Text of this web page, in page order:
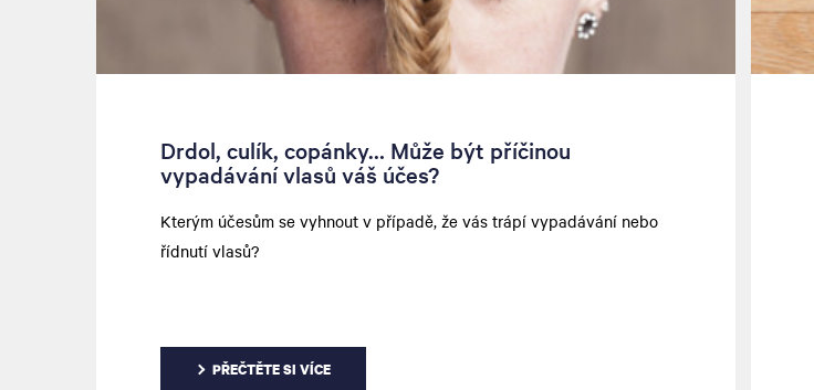
Drdol, culík, copánky… Může být příčinou
vypadávání vlasů váš účes?
Kterým účesům se vyhnout v případě, že vás trápí vypadávání nebo
řídnutí vlasů?
PŘEČTĚTE SI VÍCE